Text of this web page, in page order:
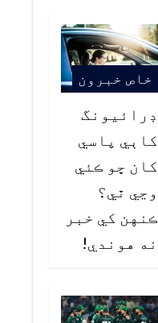
خاص خبرون
ڊرائيونگ
کاٻي پاسي
کان ڇو ڪئي
وڃي ٿي؟
ڪنهن کي خبر
نه هوندي!